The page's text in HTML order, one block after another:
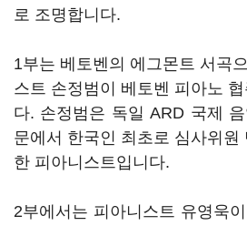
로 조명합니다.
1부는 베토벤의 에그몬트 서곡
스트 손정범이 베토벤 피아노
다. 손정범은 독일 ARD 국제
문에서 한국인 최초로 심사위원
한 피아니스트입니다.
2부에서는 피아니스트 유영욱